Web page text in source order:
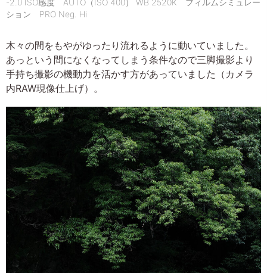
-2.0 ISO感度 AUTO（ISO 400） WB 2520K フィルムシミュレー
ション PRO Neg. Hi
木々の間をもやがゆったり流れるように動いていました。
あっという間になくなってしまう条件なので三脚撮影より
手持ち撮影の機動力を活かす方があっていました（カメラ
内RAW現像仕上げ）。